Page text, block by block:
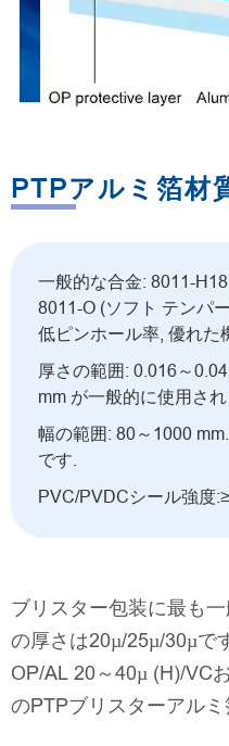
PTPアルミ箔材
一般的な合金: 8011-
8011-O (ソフト テンパ
低ピンホール率, 優れた
厚さの範囲: 0.016～
mm が一般的に使用され
幅の範囲: 80～1000
です.
PVC/PVDCシール強度
ブリスター包装に最も
の厚さは20µ/25µ/30µで
OP/AL 20～40µ (H)/VC
のPTPブリスターアル